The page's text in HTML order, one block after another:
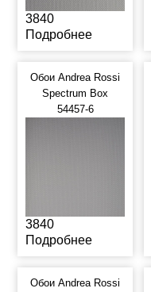
3840
Подробнее
Обои Andrea Rossi
Spectrum Box
54457-6
3840
Подробнее
Обои Andrea Rossi